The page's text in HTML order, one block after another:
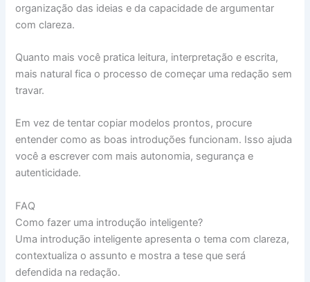
organização das ideias e da capacidade de argumentar
com clareza.
Quanto mais você pratica leitura, interpretação e escrita,
mais natural fica o processo de começar uma redação sem
travar.
Em vez de tentar copiar modelos prontos, procure
entender como as boas introduções funcionam. Isso ajuda
você a escrever com mais autonomia, segurança e
autenticidade.
FAQ
Como fazer uma introdução inteligente?
Uma introdução inteligente apresenta o tema com clareza,
contextualiza o assunto e mostra a tese que será
defendida na redação.